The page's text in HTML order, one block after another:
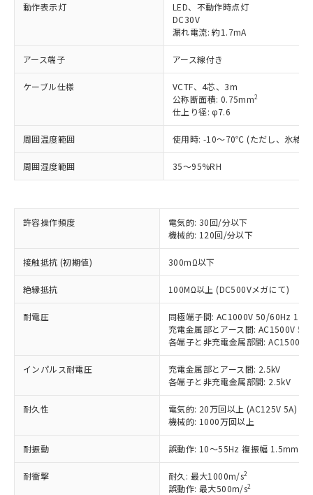
動作表示灯
LED、不動作時点灯
DC30V
漏れ電流: 約1.7mA
アース端子 アース線付き
ケーブル仕様
VCTF、4芯、3m
公称断面積: 0.75mm2
仕上り径: φ7.6
周囲温度範囲 使用時: -10～70℃ (ただし、氷結し
周囲湿度範囲 35～95%RH
許容操作頻度
電気的: 30回/分以下
機械的: 120回/分以下
接触抵抗 (初期値) 300mΩ以下
絶縁抵抗 100MΩ以上 (DC500Vメガにて)
耐電圧
同極端子間: AC1000V 50/60Hz
充電金属部とアース間: AC1500V
各端子と非充電金属部間: AC1500V
インパルス耐電圧
充電金属部とアース間: 2.5kV
各端子と非充電金属部間: 2.5kV
耐久性
電気的: 20万回以上 (AC125V 5A)
機械的: 1000万回以上
耐振動 誤動作: 10～55Hz 複振幅 1.5mm
耐衝撃 耐久: 最大1000m/s2
誤動作: 最大500m/s2
以下の条件をお読みいただき、同意のうえ
本サービスは、当社制御機器事業取扱
商品の当社在庫状況および標準価格
(税抜)を提供させていただくもので
す。
当社制御機器事業取扱商品の中には、
本サービスの対象外となる商品もある
ことをご了承ください。
在庫状況および標準価格照会結果は、
記載している更新日時点での社内デー
タに基づき作成されるものであり、閲
覧された時点での実際の在庫および標
準価格とは異なる場合があることをご
※1 対応状況
非含有に対応した製品が提供可能な商品で
す。
対応予定：EU RoHS指令（10物質）の非含
有に対応した製品に切り替える予定のある
商品です。
対応予定なし：EU RoHS指令（10物質）の
非含有に非対応の商品で、対応品を出す予
調査・確認中：EU RoHS指令（10物質）の
非含有の対応状況を調査中または確認中の
非該当品：ライセンス料など無形物で、有
害物質有無と関係のない商品です。
仕入先様の事情により、非含有部品として
いたものが、含有品と判明した場合などや
むを得ず変更することがあります。
鉛(Pb) 1000ppm以下、 水銀(Hg) 1000ppm以下、 カド
六価クロム(Cr(Ⅵ)) 1000ppm以下、ポリ臭化ビフェニル
「○」：最大均質材料含有率が中国RoHSの
基準値以下であることを示します。
「×」：最大均質材料含有率が中国RoHSの
基準値を超えていることを示します。
「－」：未確認です。当社販売部門へお問
Pb(鉛) :1000ppm、 Hg(水銀) : 1000ppm、 Cd(カドミウ
当社は、これら貴社製品のうち、外国
為替および外国貿易法に定める商品
（以下｢規制貨物等」という）を輸出
国政府の輸出許可(または役務取引許
可)を取得するなどの必要な手続きを